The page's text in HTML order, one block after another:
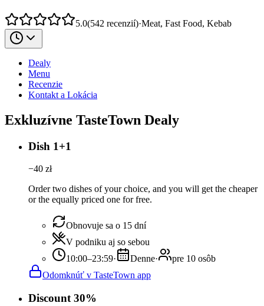
5.0(542 recenzií)·Meat, Fast Food, Kebab
Dealy
Menu
Recenzie
Kontakt a Lokácia
Exkluzívne TasteTown Dealy
Dish 1+1
−40 zł
Order two dishes of your choice, and you will get the cheaper
or the equally priced one for free.
Obnovuje sa o 15 dní
V podniku aj so sebou
10:00–23:59· Denne·
pre 10 osôb
Odomknúť v TasteTown app
Discount 30%